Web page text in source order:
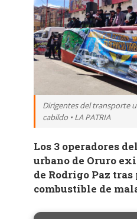
Dirigentes del transporte
cabildo • LA PATRIA
Los 3 operadores
urbano de Oruro
de Rodrigo Paz
combustible de